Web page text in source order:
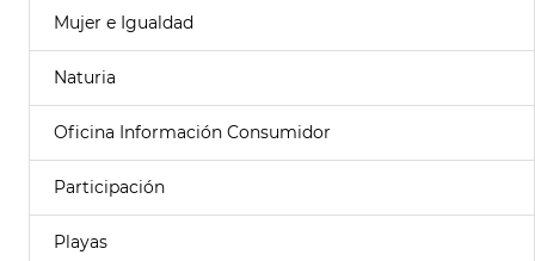
Mujer e Igualdad
Naturia
Oficina Información Consumidor
Participación
Playas